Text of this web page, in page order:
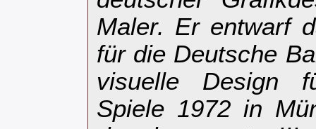
Maler. Er entwarf
für die Deutsche
visuelle Design
Spiele 1972 in